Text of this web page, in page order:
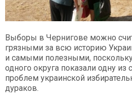
Выборы в Чернигове можно
грязными за всю историю
и самыми полезными,
одного округа показали одну
проблем украинской
дураков.